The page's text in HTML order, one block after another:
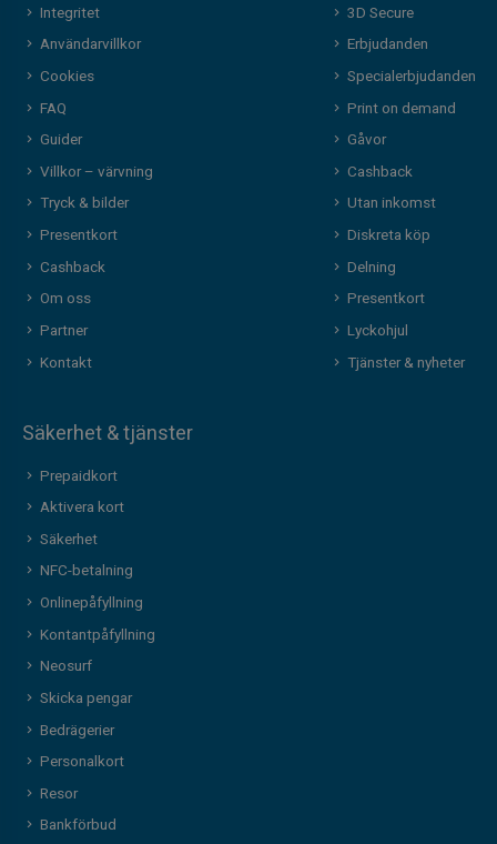
Integritet
Användarvillkor
Cookies
FAQ
Guider
Villkor – värvning
Tryck & bilder
Presentkort
Cashback
Om oss
Partner
Kontakt
3D Secure
Erbjudanden
Specialerbjudanden
Print on demand
Gåvor
Cashback
Utan inkomst
Diskreta köp
Delning
Presentkort
Lyckohjul
Tjänster & nyheter
Säkerhet & tjänster
Prepaidkort
Aktivera kort
Säkerhet
NFC-betalning
Onlinepåfyllning
Kontantpåfyllning
Neosurf
Skicka pengar
Bedrägerier
Personalkort
Resor
Bankförbud